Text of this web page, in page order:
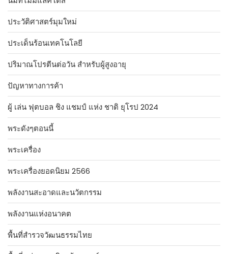
ประวัติศาสตร์มุมใหม่
ประเด็นร้อนเทคโนโลยี
ปริมาณโปรตีนต่อวัน สำหรับผู้สูงอายุ
ปัญหาทางการค้า
ผู้ เล่น ฟุตบอล ชิง แชมป์ แห่ง ชาติ ยุโรป 2024
พระดังๆตอนนี้
พระเครื่อง
พระเครื่องยอดนิยม 2566
พลังงานสะอาดและนวัตกรรม
พลังงานแห่งอนาคต
พื้นที่สำรวจวัฒนธรรมไทย